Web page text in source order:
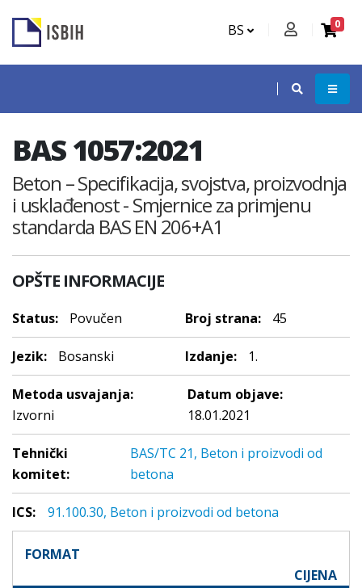
BS 0
BAS 1057:2021
Beton – Specifikacija, svojstva, proizvodnja
i usklađenost - Smjernice za primjenu
standarda BAS EN 206+A1
OPŠTE INFORMACIJE
Status: Povučen Broj strana: 45
Jezik: Bosanski Izdanje: 1.
Metoda usvajanja:
Izvorni
Datum objave:
18.01.2021
Tehnički
komitet:
BAS/TC 21, Beton i proizvodi od
betona
ICS: 91.100.30, Beton i proizvodi od betona
FORMAT
CIJENA